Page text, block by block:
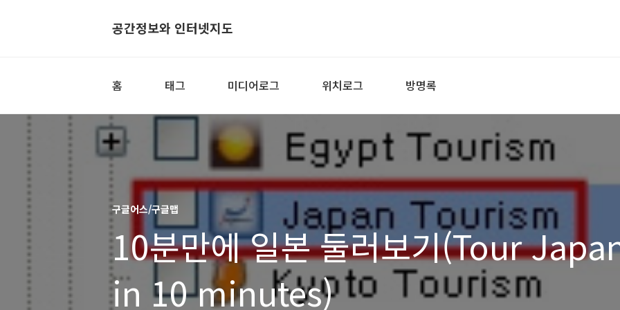
공간정보와 인터넷지도
홈 태그 미디어로그 위치로그 방명록
구글어스/구글맵
10분만에 일본 둘러보기(Tour
in 10 minutes)